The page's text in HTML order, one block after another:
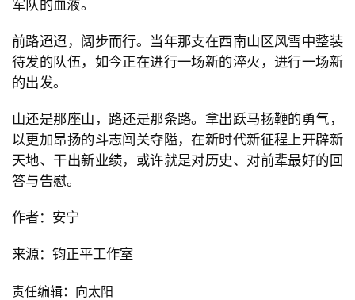
军队的血液。
前路迢迢，阔步而行。当年那支在西南山区风雪中整装
待发的队伍，如今正在进行一场新的淬火，进行一场新
的出发。
山还是那座山，路还是那条路。拿出跃马扬鞭的勇气，
以更加昂扬的斗志闯关夺隘，在新时代新征程上开辟新
天地、干出新业绩，或许就是对历史、对前辈最好的回
答与告慰。
作者：安宁
来源：钧正平工作室
责任编辑：向太阳